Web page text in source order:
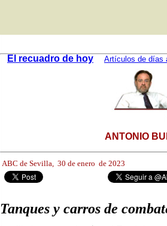
El recuadro de hoy Artículos de días
ANTONIO
ABC de Sevilla, 30 de enero de 2023
Tanques y carros de